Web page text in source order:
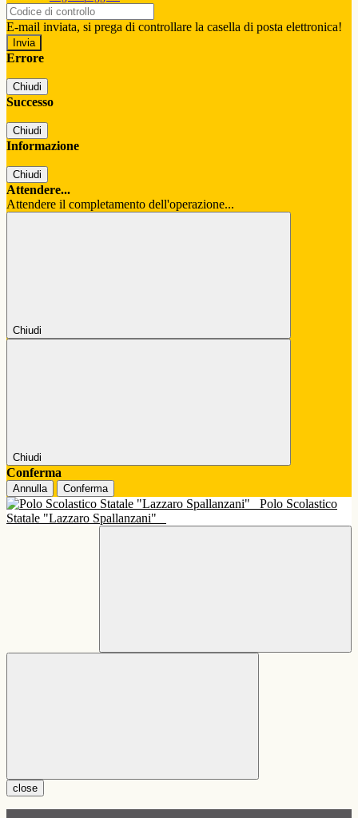
E-mail inviata, si prega di controllare la casella di posta elettronica!
Errore
Chiudi
Successo
Chiudi
Informazione
Chiudi
Attendere...
Attendere il completamento dell'operazione...
Chiudi
Chiudi
Conferma
Annulla Conferma
Polo Scolastico
Statale "Lazzaro Spallanzani"
close